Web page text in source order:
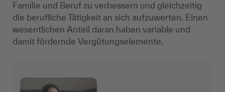
Familie und Beruf zu verbessern und gleichzeitig
die berufliche Tätigkeit an sich aufzuwerten. Einen
wesentlichen Anteil daran haben variable und
damit fördernde Vergütungselemente.